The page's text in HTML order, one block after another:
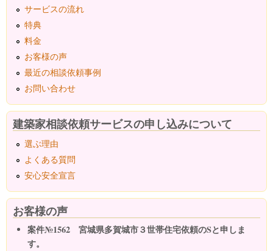
サービスの流れ
特典
料金
お客様の声
最近の相談依頼事例
お問い合わせ
建築家相談依頼サービスの申し込みについて
選ぶ理由
よくある質問
安心安全宣言
お客様の声
案件№1562 宮城県多賀城市３世帯住宅依頼のSと申しま
す。